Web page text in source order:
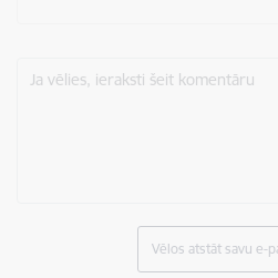
Ja vēlies, ieraksti šeit komentāru
Vēlos atstāt savu e-